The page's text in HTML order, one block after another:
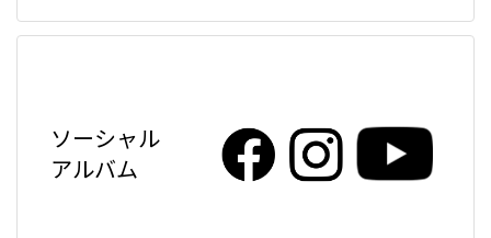
ソーシャル
アルバム